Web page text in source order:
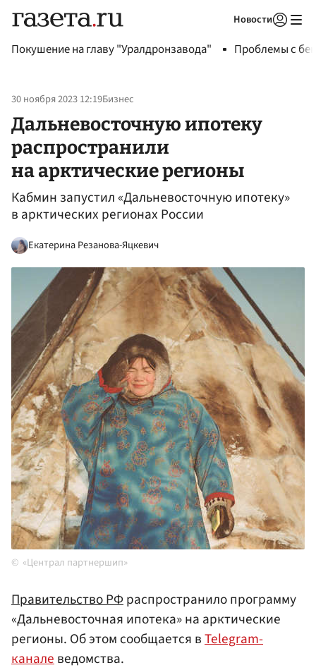
Новости
Покушение на главу "Уралдронзавода" Проблемы с
30 ноября 2023 12:19Бизнес
Дальневосточную ипотеку
распространили
на арктические регионы
Кабмин запустил «Дальневосточную ипотеку»
в арктических регионах России
Екатерина Резанова-Яцкевич
«Централ партнершип»
Правительство РФраспространило программу
«Дальневосточная ипотека» на арктические
регионы. Об этом сообщается вTelegram-
каналеведомства.